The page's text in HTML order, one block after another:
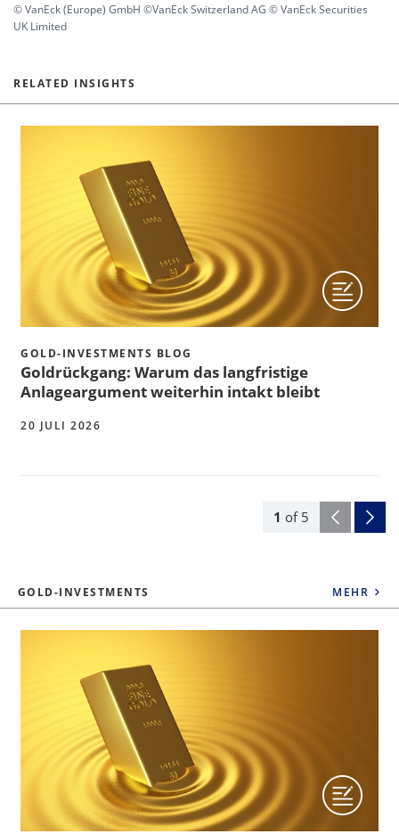
© VanEck (Europe) GmbH ©VanEck Switzerland AG © VanEck Securities
UK Limited
RELATED INSIGHTS
1 of 5
GOLD-INVESTMENTS BLOG
Goldrückgang: Warum das langfristige
Anlageargument weiterhin intakt bleibt
20 JULI 2026
GOLD-INVESTMENTS MEHR